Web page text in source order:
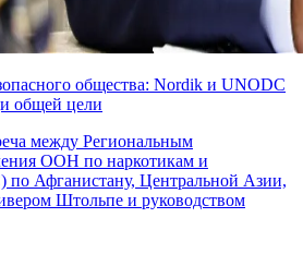
общества: Nordik и UNODC
общей цели
между Региональным
ООН по наркотикам и
по Афганистану, Центральной Азии,
Штольпе и руководством